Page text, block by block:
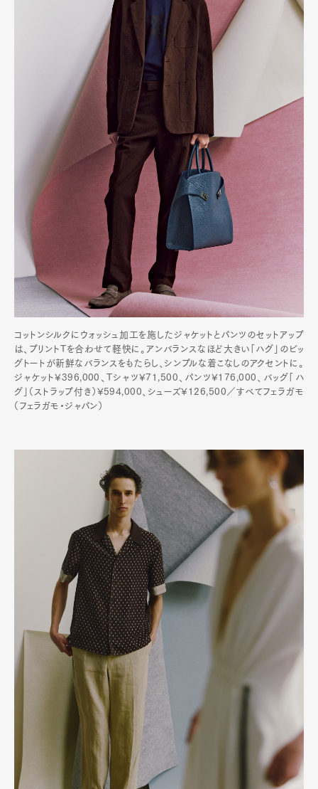
Art&Design Watch
Fashion
Gourmet
ProductCulture Lifestyle
Pen Membership
Magazine
Official Columnist
About
Contact
Pen Meet
Pen international Pen tw
コットンシルクにウォッシュ加工を施したジャケットとパンツのセットアップ
は、プリントTを合わせて軽快に。アンバランスなほど大きい「ハグ」のビッ
グトートが新鮮なバランスをもたらし、シンプルな着こなしのアクセントに。
ジャケット¥396,000、Tシャツ¥71,500、パンツ¥176,000、バッグ「ハ
グ」（ストラップ付き）¥594,000、シューズ¥126,500／すべてフェラガモ
（フェラガモ・ジャパン）